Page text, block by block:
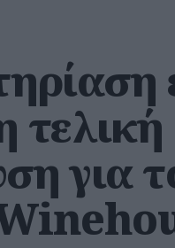
τελική
για